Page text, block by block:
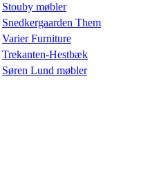
Stouby møbler
Snedkergaarden Them
Varier Furniture
Trekanten-Hestbæk
Søren Lund møbler